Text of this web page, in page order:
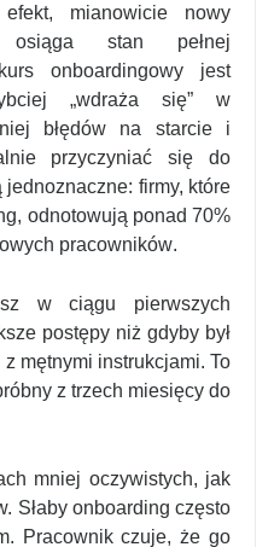
mianowicie nowy
osiąga stan pełnej
onboardingowy jest
„wdraża się” w
błędów na starcie i
przyczyniać się do
firmy, które
odnotowują ponad 70%
pracowników.
w ciągu pierwszych
postępy niż gdyby był
mętnymi instrukcjami. To
z trzech miesięcy do
mniej oczywistych, jak
Słaby onboarding często
Pracownik czuje, że go